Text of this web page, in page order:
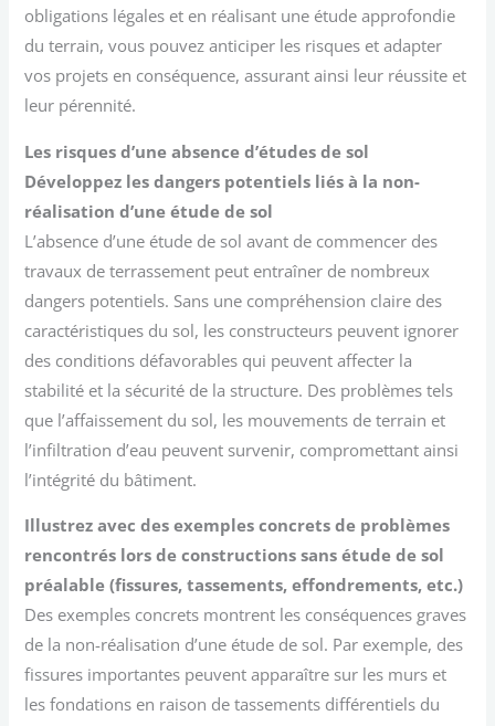
obligations légales et en réalisant une étude approfondie
du terrain, vous pouvez anticiper les risques et adapter
vos projets en conséquence, assurant ainsi leur réussite et
leur pérennité.
Les risques d’une absence d’études de sol
Développez les dangers potentiels liés à la non-
réalisation d’une étude de sol
L’absence d’une étude de sol avant de commencer des
travaux de terrassement peut entraîner de nombreux
dangers potentiels. Sans une compréhension claire des
caractéristiques du sol, les constructeurs peuvent ignorer
des conditions défavorables qui peuvent affecter la
stabilité et la sécurité de la structure. Des problèmes tels
que l’affaissement du sol, les mouvements de terrain et
l’infiltration d’eau peuvent survenir, compromettant ainsi
l’intégrité du bâtiment.
Illustrez avec des exemples concrets de problèmes
rencontrés lors de constructions sans étude de sol
préalable (fissures, tassements, effondrements, etc.)
Des exemples concrets montrent les conséquences graves
de la non-réalisation d’une étude de sol. Par exemple, des
fissures importantes peuvent apparaître sur les murs et
les fondations en raison de tassements différentiels du